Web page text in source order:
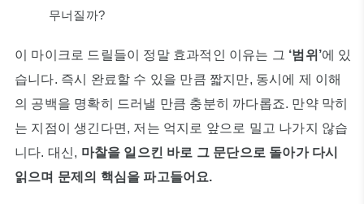
무너질까?
이 마이크로 드릴들이 정말 효과적인 이유는 그 ‘범위’에 있
습니다. 즉시 완료할 수 있을 만큼 짧지만, 동시에 제 이해
의 공백을 명확히 드러낼 만큼 충분히 까다롭죠. 만약 막히
는 지점이 생긴다면, 저는 억지로 앞으로 밀고 나가지 않습
니다. 대신, 마찰을 일으킨 바로 그 문단으로 돌아가 다시
읽으며 문제의 핵심을 파고들어요.